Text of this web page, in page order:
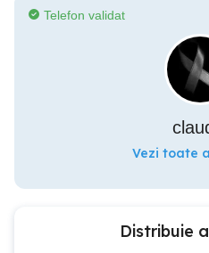
Telefon validat
Vezi toate
Distribuie